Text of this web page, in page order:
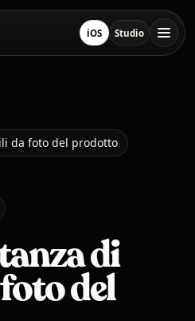
iOSScarica su App Store
StudioApri Studio
da foto del prodotto
di
del